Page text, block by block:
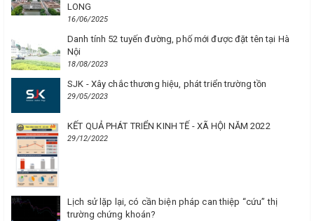
LONG
16/06/2025
Danh tính 52 tuyến đường, phố mới được đặt tên tại Hà
Nội
18/08/2023
SJK - Xây chắc thương hiệu, phát triển trường tồn
29/05/2023
KẾT QUẢ PHÁT TRIỂN KINH TẾ - XÃ HỘI NĂM 2022
29/12/2022
Lịch sử lặp lại, có cần biện pháp can thiệp “cứu” thị
trường chứng khoán?